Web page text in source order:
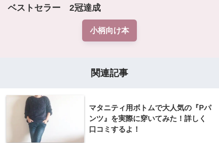
ベストセラー　2冠達成
小柄向け本
関連記事
マタニティ用ボトムで大人気の『Pパ
ンツ』を実際に穿いてみた！詳しく
口コミするよ！